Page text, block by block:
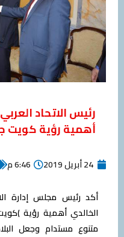
رئیس الاتحاد
أهمية رؤية كويت
24 أبريل 2019 6:46 م
أكد رئیس مجلس إدارة
متنوع مستدام وجعل